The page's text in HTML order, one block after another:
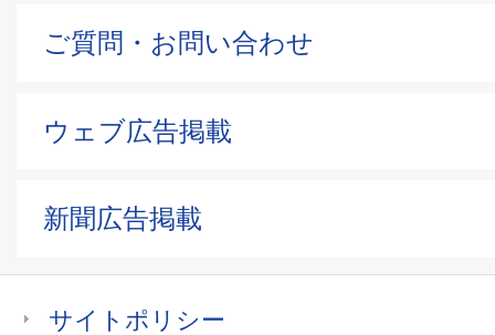
ご質問・お問い合わせ
ウェブ広告掲載
新聞広告掲載
サイトポリシー